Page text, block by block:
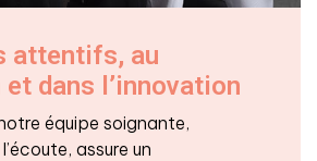
attentifs, au
dans l’innovation
équipe soignante,
assure un